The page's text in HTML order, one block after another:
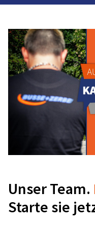
14554 Seddiner See
Werde unser
Du liebst es, unterwegs
und Pakete sicher ans
perfekten Job für Dich!
dafür, dass alles sicher
Unser Team.
Starte sie